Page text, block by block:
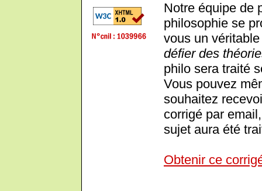
Notre équipe de
philosophie se
vous un
défier des
philo sera traité
Vous pouvez
souhaitez
corrigé par
sujet aura été
Obtenir ce